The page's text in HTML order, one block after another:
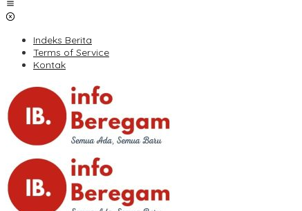
Indeks Berita
Terms of Service
Kontak